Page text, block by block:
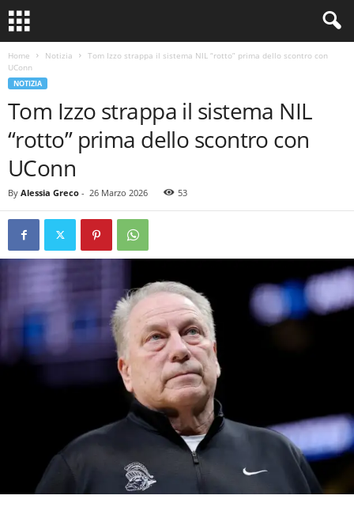
Home Notizia
Tom Izzo strappa il sistema NIL “rotto” prima dello scontro con
UConn
NOTIZIA
Tom Izzo strappa il sistema NIL
“rotto” prima dello scontro con
UConn
By Alessia Greco - 26 Marzo 2026 53